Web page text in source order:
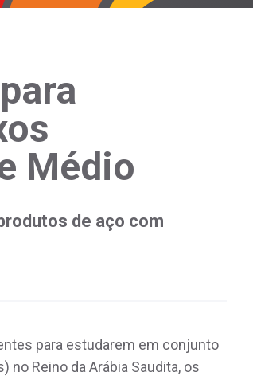
Médio
de aço com
para estudarem em conjunto
Reino da Arábia Saudita, os